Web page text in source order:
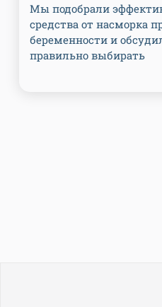
Мы подобрали
средства от насморка
беременности и
правильно выбирать